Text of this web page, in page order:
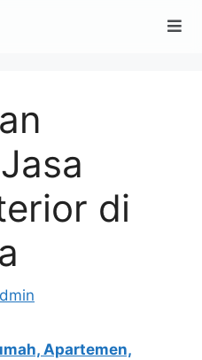
di
Apartemen,